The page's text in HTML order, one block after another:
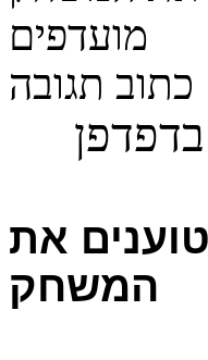
מועדפים
כתוב תגובה
את
המשחק